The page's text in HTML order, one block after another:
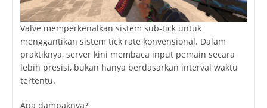
Valve memperkenalkan sistem sub-tick untuk
menggantikan sistem tick rate konvensional. Dalam
praktiknya, server kini membaca input pemain secara
lebih presisi, bukan hanya berdasarkan interval waktu
tertentu.
Apa dampaknya?